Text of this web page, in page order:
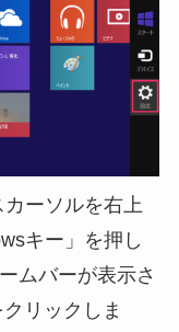
ーソルを右上
キー」を押し
ムバーが表示さ
リックしま